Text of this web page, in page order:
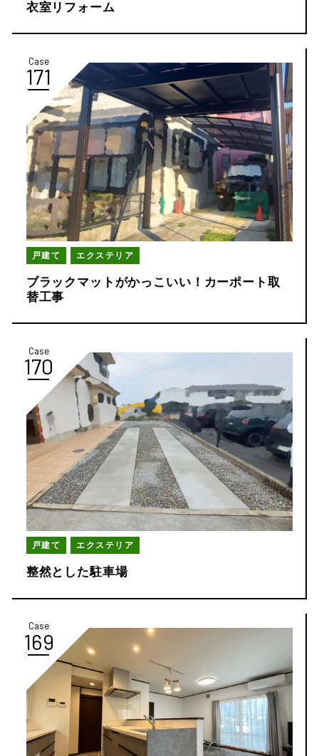
衣室リフォーム
Case
171
戸建て エクステリア
ブラックマットがかっこいい！カーポート取
替工事
Case
170
戸建て エクステリア
整然とした駐車場
Case
169